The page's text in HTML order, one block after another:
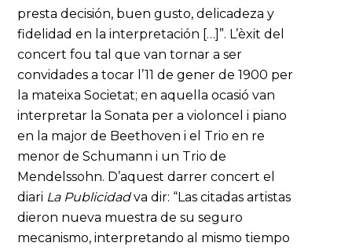
presta decisión, buen gusto, delicadeza y
fidelidad en la interpretación […]”. L’èxit del
concert fou tal que van tornar a ser
convidades a tocar l’11 de gener de 1900 per
la mateixa Societat; en aquella ocasió van
interpretar la Sonata per a violoncel i piano
en la major de Beethoven i el Trio en re
menor de Schumann i un Trio de
Mendelssohn. D’aquest darrer concert el
diari La Publicidadva dir: “Las citadas artistas
dieron nueva muestra de su seguro
mecanismo, interpretando al mismo tiempo